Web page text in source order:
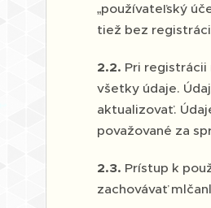
„používateľský
tiež bez
2.2. Pri registrácii
všetky údaje.
aktualizovať.
považované za
2.3. Prístup k
zachovávať